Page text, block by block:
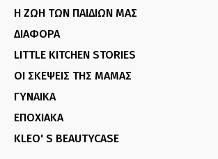
Η ΖΩΗ ΤΩΝ ΠΑΙΔΙΩΝ ΜΑΣ
ΔΙΑΦΟΡΑ
LITTLE KITCHEN STORIES
ΟΙ ΣΚΕΨΕΙΣ ΤΗΣ ΜΑΜΑΣ
ΓΥΝΑΙΚΑ
ΕΠΟΧΙΑΚΑ
KLEO' S BEAUTYCASE